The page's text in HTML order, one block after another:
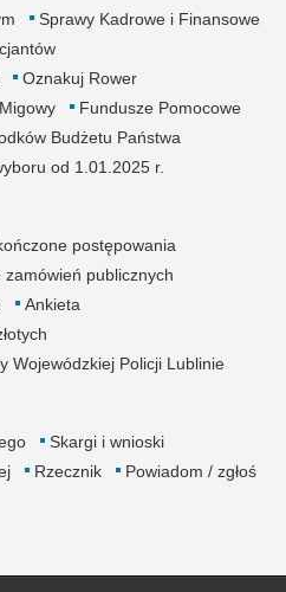
Sprawy Kadrowe i Finansowe
Oznakuj Rower
Fundusze Pomocowe
Budżetu Państwa
od 1.01.2025 r.
postępowania
publicznych
Ankieta
Wojewódzkiej Policji Lublinie
Skargi i wnioski
Rzecznik
Powiadom / zgłoś